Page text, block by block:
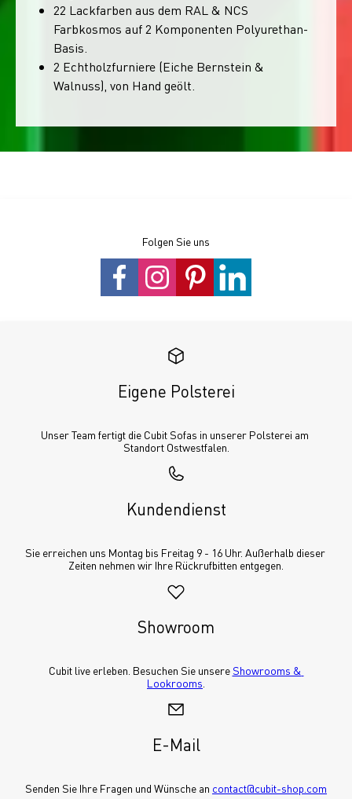
22 Lackfarben aus dem RAL & NCS
Farbkosmos auf 2 Komponenten Polyurethan-
Basis.
2 Echtholzfurniere (Eiche Bernstein &
Walnuss), von Hand geölt.
Folgen Sie uns
Eigene Polsterei
Unser Team fertigt die Cubit Sofas in unserer Polsterei am
Standort Ostwestfalen.
Kundendienst
Sie erreichen uns Montag bis Freitag 9 - 16 Uhr. Außerhalb dieser
Zeiten nehmen wir Ihre Rückrufbitten entgegen.
Showroom
Cubit live erleben. Besuchen Sie unsere Showrooms &
Lookrooms
E-Mail
Senden Sie Ihre Fragen und Wünsche an contact@cubit-shop.com